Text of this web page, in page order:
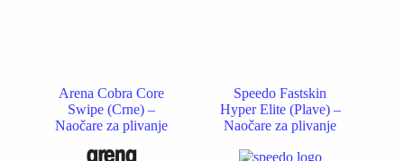
Arena Cobra Core
Swipe (Crne) –
Naočare za plivanje
Speedo Fastskin
Hyper Elite (Plave) –
Naočare za plivanje